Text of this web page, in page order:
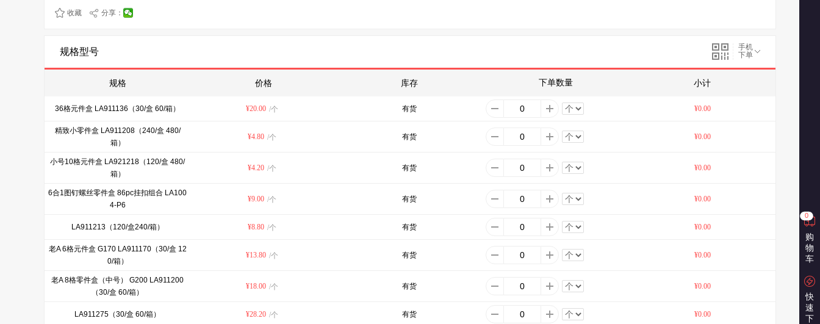
收藏 分享：
规格型号
手机
下单
规格 价格 库存 下单数量 小计
36格元件盒 LA911136（30/盒 60/箱） ¥20.00 /个 有货 ¥0.00
精致小零件盒 LA911208（240/盒 480/
箱）
¥4.80 /个 有货 ¥0.00
小号10格元件盒 LA921218（120/盒 480/
箱）
¥4.20 /个 有货 ¥0.00
6合1图钉螺丝零件盒 86pc挂扣组合 LA100
4-P6
¥9.00 /个 有货 ¥0.00
LA911213（120/盒240/箱） ¥8.80 /个 有货 ¥0.00
老A 6格元件盒 G170 LA911170（30/盒 12
0/箱）
¥13.80 /个 有货 ¥0.00
老A 8格零件盒（中号） G200 LA911200
（30/盒 60/箱）
¥18.00 /个 有货 ¥0.00
LA911275（30/盒 60/箱） ¥28.20 /个 有货 ¥0.00
0
购
物
车
快
速
下